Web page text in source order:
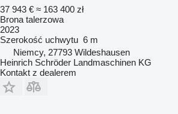
37 943 € ≈ 163 400 zł
Brona talerzowa
2023
Szerokość uchwytu 6 m
Niemcy, 27793 Wildeshausen
Heinrich Schröder Landmaschinen KG
Kontakt z dealerem